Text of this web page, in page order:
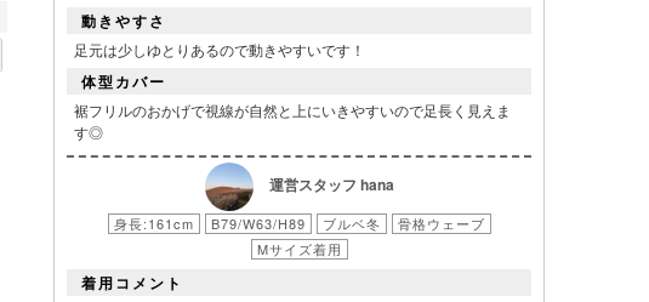
動きやすさ
足元は少しゆとりあるので動きやすいです！
体型カバー
裾フリルのおかげで視線が自然と上にいきやすいので足長く見えま
す◎
運営スタッフ hana
身長:161cm B79/W63/H89 ブルベ冬
骨格ウェーブ
Mサイズ着用
着用コメント